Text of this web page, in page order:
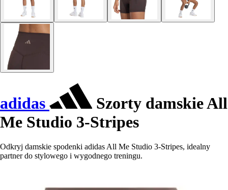
adidas
Szorty damskie All
Me Studio 3-Stripes
Odkryj damskie spodenki adidas All Me Studio 3-Stripes, idealny
partner do stylowego i wygodnego treningu.